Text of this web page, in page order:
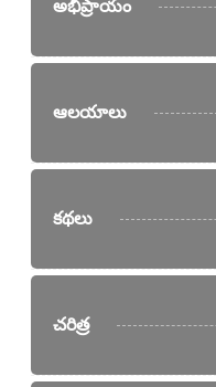
అభిప్రాయం
ఆలయాలు
కథలు
చరిత్ర